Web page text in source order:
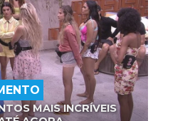
MAIS INCRÍVEIS